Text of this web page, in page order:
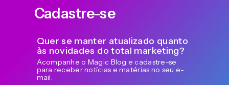
Cadastre-se
Quer se manter atualizado quanto
às novidades do total marketing?
Acompanhe o Magic Blog e cadastre-se
para receber notícias e matérias no seu e-
mail: